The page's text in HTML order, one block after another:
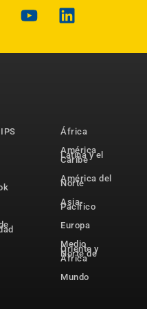
África
América
Latina y el
Caribe
América del
Norte
Asia-
Pacífico
Europa
Medio
Oriente y
Norte de
África
Mundo